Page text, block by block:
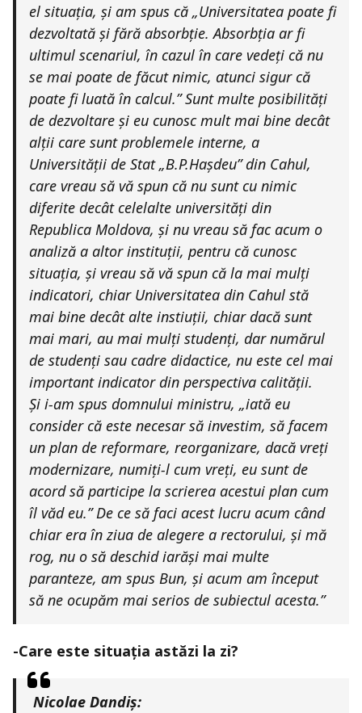
el situația, și am spus că „Universitatea poate fi
dezvoltată și fără absorbție. Absorbția ar fi
ultimul scenariul, în cazul în care vedeți că nu
se mai poate de făcut nimic, atunci sigur că
poate fi luată în calcul.”Sunt multe posibilități
de dezvoltare și eu cunosc mult mai bine decât
alții care sunt problemele interne, a
Universității de Stat „B.P.Hașdeu” din Cahul,
care vreau să vă spun că nu sunt cu nimic
diferite decât celelalte universități din
Republica Moldova, și nu vreau să fac acum o
analiză a altor instituții, pentru că cunosc
situația, și vreau să vă spun că la mai mulți
indicatori, chiar Universitatea din Cahul stă
mai bine decât alte instiuții, chiar dacă sunt
mai mari, au mai mulți studenți, dar numărul
de studenți sau cadre didactice, nu este cel mai
important indicator din perspectiva calității.
Și i-am spus domnului ministru, „iată eu
consider că este necesar să investim, să facem
un plan de reformare, reorganizare, dacă vreți
modernizare, numiți-l cum vreți, eu sunt de
acord să participe la scrierea acestui plan cum
îl văd eu.”De ce să faci acest lucru acum când
chiar era în ziua de alegere a rectorului, și mă
rog, nu o să deschid iarăși mai multe
paranteze, am spus Bun, și acum am început
să ne ocupăm mai serios de subiectul acesta.”
-Care este situația astăzi la zi?
Nicolae Dandiș: